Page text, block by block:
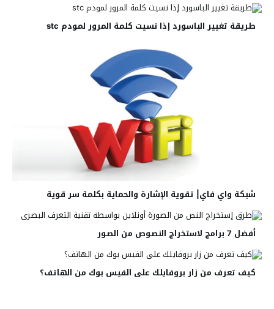
طريقة تغيير الباسورد إذا نسيت كلمة المرور لمودم stc
شبكة واي فاي| تقوية الإشارة والحماية بكلمة سر قوية
أفضل 7 برامج لاستخراج النصوص من الصور
كيف تعرف من زار بروفايلك على الفيس بوك من الهاتف؟